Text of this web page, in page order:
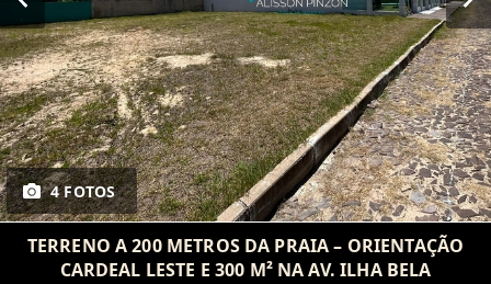
4 FOTOS
TERRENO A 200 METROS DA PRAIA – ORIENTAÇÃO
CARDEAL LESTE E 300 M² NA AV. ILHA BELA